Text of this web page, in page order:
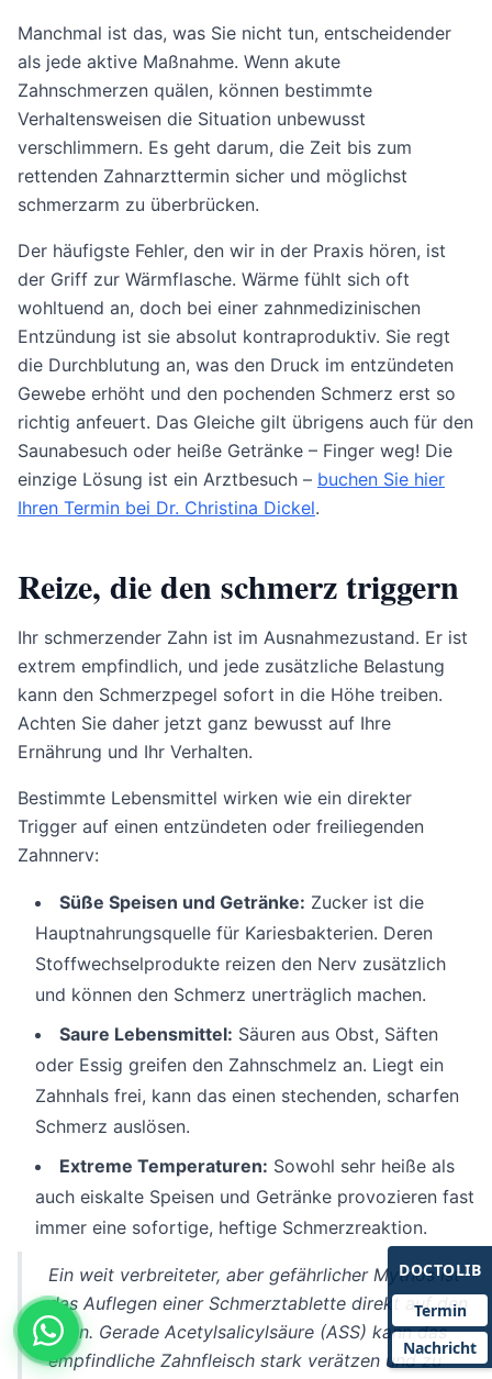
Manchmal ist das, was Sie nicht tun, entscheidender
als jede aktive Maßnahme. Wenn akute
Zahnschmerzen quälen, können bestimmte
Verhaltensweisen die Situation unbewusst
verschlimmern. Es geht darum, die Zeit bis zum
rettenden Zahnarzttermin sicher und möglichst
schmerzarm zu überbrücken.
Der häufigste Fehler, den wir in der Praxis hören, ist
der Griff zur Wärmflasche. Wärme fühlt sich oft
wohltuend an, doch bei einer zahnmedizinischen
Entzündung ist sie absolut kontraproduktiv. Sie regt
die Durchblutung an, was den Druck im entzündeten
Gewebe erhöht und den pochenden Schmerz erst so
richtig anfeuert. Das Gleiche gilt übrigens auch für den
Saunabesuch oder heiße Getränke – Finger weg! Die
einzige Lösung ist ein Arztbesuch – buchen Sie hier
Ihren Termin bei Dr. Christina Dickel.
Reize, die den schmerz triggern
Ihr schmerzender Zahn ist im Ausnahmezustand. Er ist
extrem empfindlich, und jede zusätzliche Belastung
kann den Schmerzpegel sofort in die Höhe treiben.
Achten Sie daher jetzt ganz bewusst auf Ihre
Ernährung und Ihr Verhalten.
Bestimmte Lebensmittel wirken wie ein direkter
Trigger auf einen entzündeten oder freiliegenden
Zahnnerv:
Süße Speisen und Getränke: Zucker ist die
Hauptnahrungsquelle für Kariesbakterien. Deren
Stoffwechselprodukte reizen den Nerv zusätzlich
und können den Schmerz unerträglich machen.
Saure Lebensmittel: Säuren aus Obst, Säften
oder Essig greifen den Zahnschmelz an. Liegt ein
Zahnhals frei, kann das einen stechenden, scharfen
Schmerz auslösen.
Extreme Temperaturen: Sowohl sehr heiße als
auch eiskalte Speisen und Getränke provozieren fast
immer eine sofortige, heftige Schmerzreaktion.
Ein weit verbreiteter, aber gefährlicher Mythos ist
das Auflegen einer Schmerztablette direkt auf den
Zahn. Gerade Acetylsalicylsäure (ASS) kann das
empfindliche Zahnfleisch stark verätzen und zu
DOCTOLIB
Termin
Nachricht